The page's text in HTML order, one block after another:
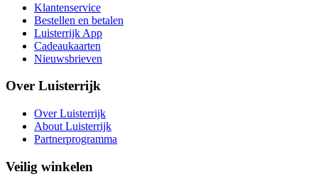
Klantenservice
Bestellen en betalen
Luisterrijk App
Cadeaukaarten
Nieuwsbrieven
Over Luisterrijk
Over Luisterrijk
About Luisterrijk
Partnerprogramma
Veilig winkelen